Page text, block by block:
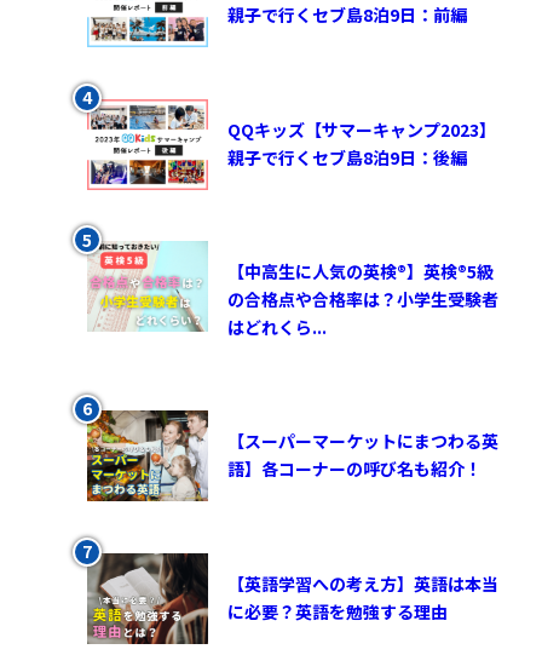
親子で行くセブ島8泊9日：前編
QQキッズ【サマーキャンプ2023】
親子で行くセブ島8泊9日：後編
【中高生に人気の英検®︎】英検®︎5級
の合格点や合格率は？小学生受験者
はどれくら...
【スーパーマーケットにまつわる英
語】各コーナーの呼び名も紹介！
【英語学習への考え方】英語は本当
に必要？英語を勉強する理由